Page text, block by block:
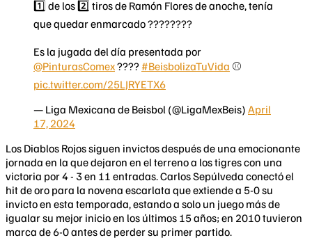
1️⃣ de los 2️⃣ tiros de Ramón Flores de anoche, tenía
que quedar enmarcado ????????
Es la jugada del día presentada por
@PinturasComex???? #BeisbolizaTuVida ⚾️
pic.twitter.com/25LJRYETX6
— Liga Mexicana de Beisbol (@LigaMexBeis) April
17, 2024
Los Diablos Rojos siguen invictos después de una emocionante
jornada en la que dejaron en el terreno a los tigres con una
victoria por 4 - 3 en 11 entradas. Carlos Sepúlveda conectó el
hit de oro para la novena escarlata que extiende a 5-0 su
invicto en esta temporada, estando a solo un juego más de
igualar su mejor inicio en los últimos 15 años; en 2010 tuvieron
marca de 6-0 antes de perder su primer partido.